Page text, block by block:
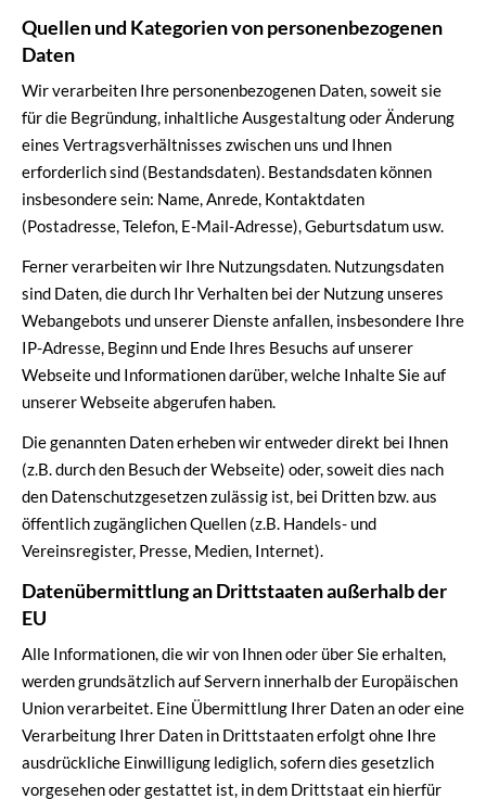
Quellen und Kategorien von personenbezogenen
Daten
Wir verarbeiten Ihre personenbezogenen Daten, soweit sie
für die Begründung, inhaltliche Ausgestaltung oder Änderung
eines Vertragsverhältnisses zwischen uns und Ihnen
erforderlich sind (Bestandsdaten). Bestandsdaten können
insbesondere sein: Name, Anrede, Kontaktdaten
(Postadresse, Telefon, E-Mail-Adresse), Geburts­datum usw.
Ferner verarbeiten wir Ihre Nutzungsdaten. Nutzungsdaten
sind Daten, die durch Ihr Verhalten bei der Nutzung unseres
Webangebots und unserer Dienste anfallen, insbesondere Ihre
IP-Adresse, Beginn und Ende Ihres Besuchs auf unserer
Webseite und Informationen darüber, welche Inhalte Sie auf
unserer Webseite abgerufen haben.
Die genannten Daten erheben wir entweder direkt bei Ihnen
(z.B. durch den Besuch der Webseite) oder, soweit dies nach
den Datenschutzgesetzen zulässig ist, bei Dritten bzw. aus
öffentlich zugänglichen Quellen (z.B. Handels- und
Vereinsregister, Presse, Medien, Internet).
Datenübermittlung an Drittstaaten außerhalb der
EU
Alle Informationen, die wir von Ihnen oder über Sie erhalten,
werden grundsätzlich auf Servern innerhalb der Europäischen
Union verarbeitet. Eine Übermittlung Ihrer Daten an oder eine
Verarbeitung Ihrer Daten in Drittstaaten erfolgt ohne Ihre
ausdrückliche Einwilligung lediglich, sofern dies gesetzlich
vorgesehen oder gestattet ist, in dem Drittstaat ein hierfür